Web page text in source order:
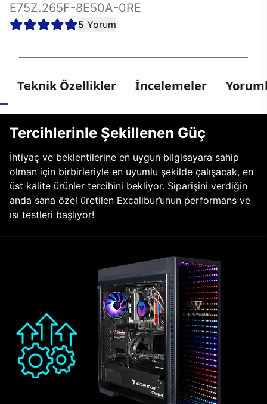
E75Z.265F-8E50A-0RE
5 Yorum
Teknik Özellikler İncelemeler
Tercihlerinle Şekillenen Güç
İhtiyaç ve beklentilerine en uygun bilgisayara sahip
olman için birbirleriyle en uyumlu şekilde çalışacak, en
üst kalite ürünler tercihini bekliyor. Siparişini verdiğin
anda sana özel üretilen Excalibur’unun performans ve
ısı testleri başlıyor!